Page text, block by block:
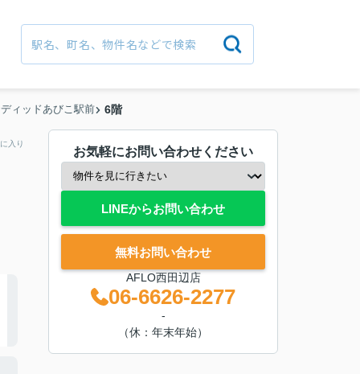
ィッドあびこ駅前 6階
入り
お気軽にお問い合わせください
LINEからお問い合わせ
無料お問い合わせ
AFLO西田辺店
06-6626-2277
-
（休：年末年始）